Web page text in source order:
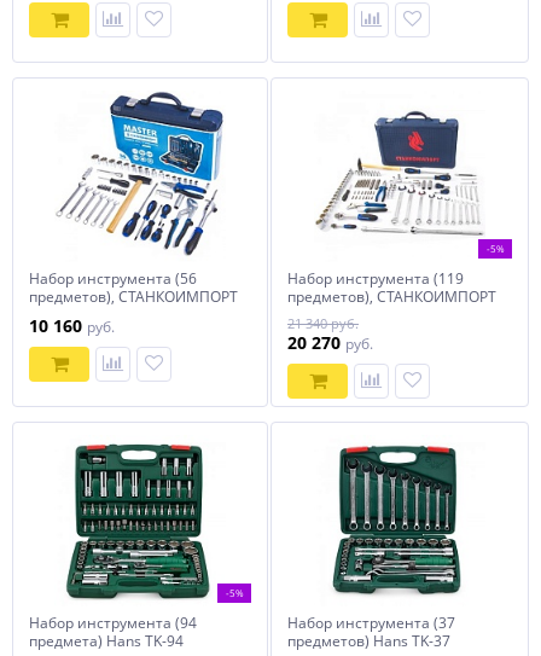
Набор инструмента (56
предметов), СТАНКОИМПОРТ
10 160 руб.
-5%
Набор инструмента (119
предметов), СТАНКОИМПОРТ
CS-TK119PMQ
21 340 руб.
20 270 руб.
-5%
Набор инструмента (94
предмета) Hans TK-94
Набор инструмента (37
предметов) Hans TK-37